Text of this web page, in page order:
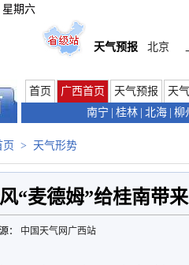
星期六
天气预报 北京
首页 广西首页 天气预报
天
南宁
桂林 北海 柳
页 > 天气形势
“麦德姆”给桂南带
： 中国天气网广西站